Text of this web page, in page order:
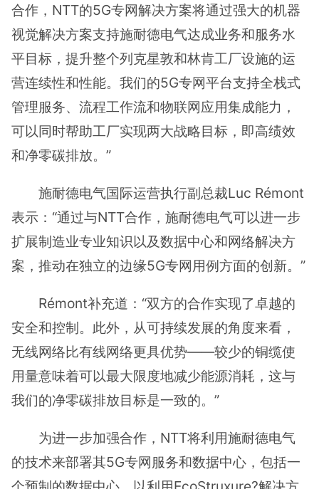
合作，NTT的5G专网解决方案将通过强大的机器
视觉解决方案支持施耐德电气达成业务和服务水
平目标，提升整个列克星敦和林肯工厂设施的运
营连续性和性能。我们的5G专网平台支持全栈式
管理服务、流程工作流和物联网应用集成能力，
可以同时帮助工厂实现两大战略目标，即高绩效
和净零碳排放。”
施耐德电气国际运营执行副总裁Luc Rémont
表示：“通过与NTT合作，施耐德电气可以进一步
扩展制造业专业知识以及数据中心和网络解决方
案，推动在独立的边缘5G专网用例方面的创新。”
Rémont补充道：“双方的合作实现了卓越的
安全和控制。此外，从可持续发展的角度来看，
无线网络比有线网络更具优势——较少的铜缆使
用量意味着可以最大限度地减少能源消耗，这与
我们的净零碳排放目标是一致的。”
为进一步加强合作，NTT将利用施耐德电气
的技术来部署其5G专网服务和数据中心，包括一